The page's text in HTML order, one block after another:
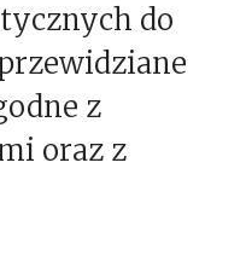
do
z
oraz z